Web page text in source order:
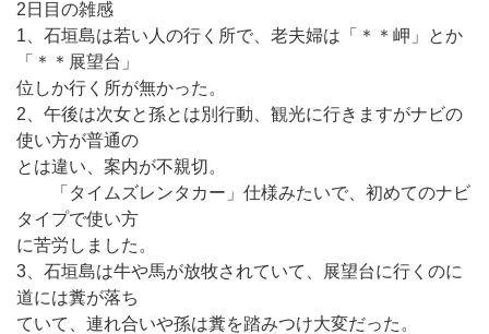
2日目の雑感
1、石垣島は若い人の行く所で、老夫婦は「＊＊岬」とか
「＊＊展望台」
位しか行く所が無かった。
2、午後は次女と孫とは別行動、観光に行きますがナビの
使い方が普通の
とは違い、案内が不親切。
「タイムズレンタカー」仕様みたいで、初めてのナビ
タイプで使い方
に苦労しました。
3、石垣島は牛や馬が放牧されていて、展望台に行くのに
道には糞が落ち
ていて、連れ合いや孫は糞を踏みつけ大変だった。